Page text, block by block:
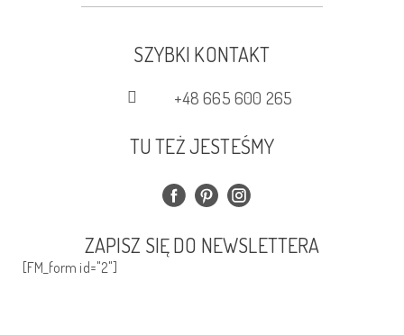
SZYBKI KONTAKT
+48 665 600 265
TU TEŻ JESTEŚMY
ZAPISZ SIĘ DO NEWSLETTERA
[FM_form id="2"]